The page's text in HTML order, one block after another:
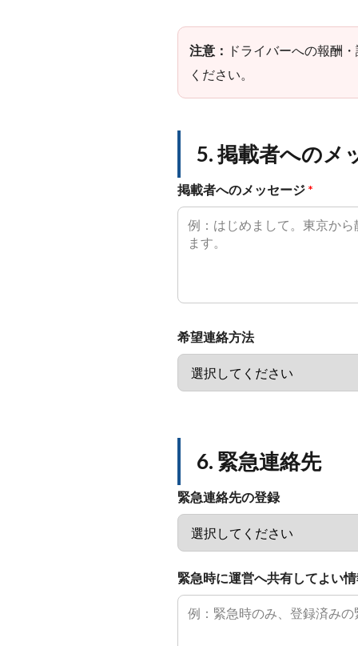
注意： ドライバーへの報酬
ください。
5. 掲載者へのメ
掲載者へのメッセージ *
希望連絡方法
6. 緊急連絡先
緊急連絡先の登録
緊急時に運営へ共有してよい